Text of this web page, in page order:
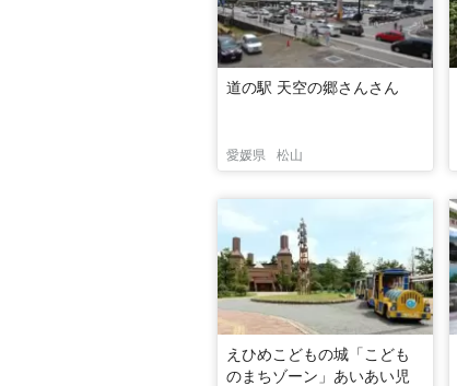
道の駅 天空の郷さんさん
愛媛県 松山
えひめこどもの城「こども
のまちゾーン」あいあい児